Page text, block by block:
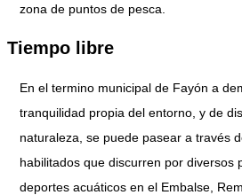
zona de puntos de pesca.
Tiempo libre
En el termino municipal de Fayón a
tranquilidad propia del entorno, y de
naturaleza, se puede pasear a través
habilitados que discurren por diversos
deportes acuáticos en el Embalse,